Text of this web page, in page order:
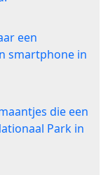
een
smartphone in
die een
Park in